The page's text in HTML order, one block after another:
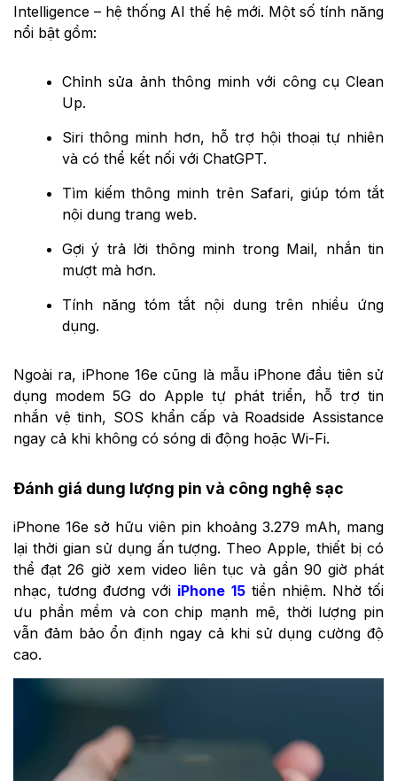
Intelligence – hệ thống AI thế hệ mới. Một số tính năng
nổi bật gồm:
Chỉnh sửa ảnh thông minh với công cụ Clean
Up.
Siri thông minh hơn, hỗ trợ hội thoại tự nhiên
và có thể kết nối với ChatGPT.
Tìm kiếm thông minh trên Safari, giúp tóm tắt
nội dung trang web.
Gợi ý trả lời thông minh trong Mail, nhắn tin
mượt mà hơn.
Tính năng tóm tắt nội dung trên nhiều ứng
dụng.
Ngoài ra, iPhone 16e cũng là mẫu iPhone đầu tiên sử
dụng modem 5G do Apple tự phát triển, hỗ trợ tin
nhắn vệ tinh, SOS khẩn cấp và Roadside Assistance
ngay cả khi không có sóng di động hoặc Wi-Fi.
Đánh giá dung lượng pin và công nghệ sạc
iPhone 16e sở hữu viên pin khoảng 3.279 mAh, mang
lại thời gian sử dụng ấn tượng. Theo Apple, thiết bị có
thể đạt 26 giờ xem video liên tục và gần 90 giờ phát
nhạc, tương đương với iPhone 15tiền nhiệm. Nhờ tối
ưu phần mềm và con chip mạnh mẽ, thời lượng pin
vẫn đảm bảo ổn định ngay cả khi sử dụng cường độ
cao.